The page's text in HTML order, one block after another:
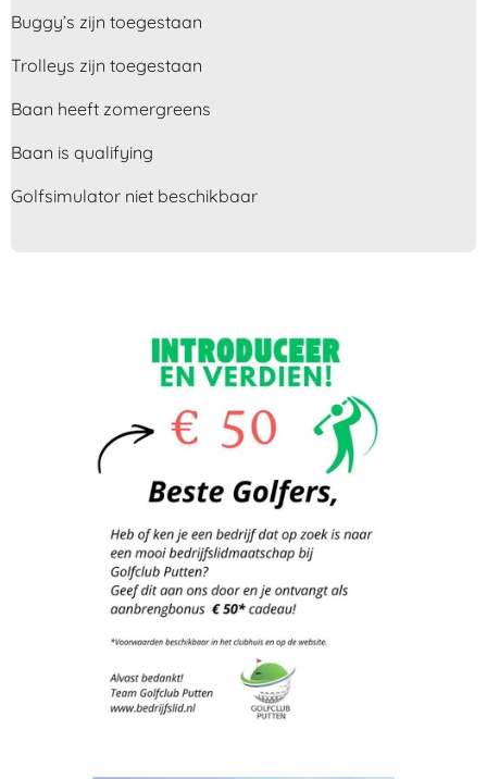
Buggy’s zijn toegestaan
Trolleys zijn toegestaan
Baan heeft zomergreens
Baan is qualifying
Golfsimulator niet beschikbaar